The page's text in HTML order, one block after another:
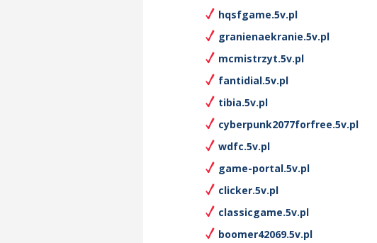
hqsfgame.5v.pl
granienaekranie.5v.pl
mcmistrzyt.5v.pl
fantidial.5v.pl
tibia.5v.pl
cyberpunk2077forfree.5v.pl
wdfc.5v.pl
game-portal.5v.pl
clicker.5v.pl
classicgame.5v.pl
boomer42069.5v.pl